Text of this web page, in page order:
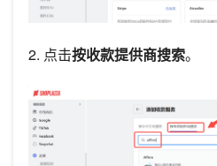
2. 点击按收款提供商搜索。